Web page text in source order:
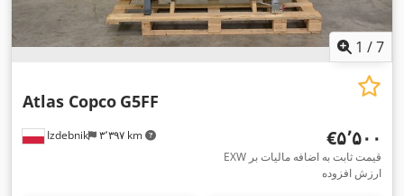
1 /7
Izdebnik ۳٬۳۹۷ km
Atlas Copco G5FF
‎€۵٬۵۰۰
EXW قیمت ثابت به اضافه مالیات بر
ارزش افزوده